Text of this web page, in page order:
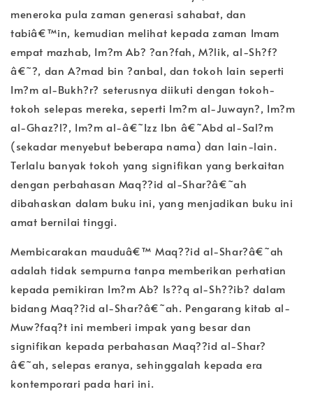
meneroka pula zaman generasi sahabat, dan
tabiâ€™in, kemudian melihat kepada zaman Imam
empat mazhab, Im?m Ab? ?an?fah, M?lik, al-Sh?f?
â€˜?, dan A?mad bin ?anbal, dan tokoh lain seperti
Im?m al-Bukh?r? seterusnya diikuti dengan tokoh-
tokoh selepas mereka, seperti Im?m al-Juwayn?, Im?m
al-Ghaz?l?, Im?m al-â€˜Izz Ibn â€˜Abd al-Sal?m
(sekadar menyebut beberapa nama) dan lain-lain.
Terlalu banyak tokoh yang signifikan yang berkaitan
dengan perbahasan Maq??id al-Shar?â€˜ah
dibahaskan dalam buku ini, yang menjadikan buku ini
amat bernilai tinggi.
Membicarakan mauduâ€™ Maq??id al-Shar?â€˜ah
adalah tidak sempurna tanpa memberikan perhatian
kepada pemikiran Im?m Ab? Is??q al-Sh??ib? dalam
bidang Maq??id al-Shar?â€˜ah. Pengarang kitab al-
Muw?faq?t ini memberi impak yang besar dan
signifikan kepada perbahasan Maq??id al-Shar?
â€˜ah, selepas eranya, sehinggalah kepada era
kontemporari pada hari ini.